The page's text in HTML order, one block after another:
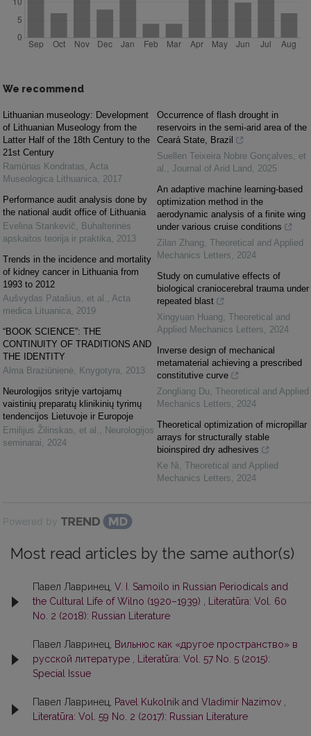
We recommend
Lithuanian museology: Development
of Lithuanian Museology from the
Latter Half of the 18th Century to the
21st Century
Ramūnas Kondratas, Acta
Museologica Lithuanica, 2017
Performance audit analysis done by
the national audit office of Lithuania
Evelina Stankevič, Buhalterinės
apskaitos teorija ir praktika, 2013
Trends in the incidence and mortality
of kidney cancer in Lithuania from
1993 to 2012
Aušvydas Patašius, et al. , Acta
medica Lituanica, 2019
“BOOK SCIENCE”: THE
CONTINUITY OF TRADITIONS AND
THE IDENTITY
Alma Braziūnienė, Knygotyra, 2013
Neurologijos srityje vartojamų
vaistinių preparatų klinikinių tyrimų
tendencijos Lietuvoje ir Europoje
Emilijus Žilinskas, et al. , Neurologijos
seminarai, 2024
Occurrence of flash drought in
reservoirs in the semi-arid area of the
Ceará State, Brazil
Suellen Teixeira Nobre Gonçalves, et
al. , Journal of Arid Land , 2025
An adaptive machine learning-based
optimization method in the
aerodynamic analysis of a finite wing
under various cruise conditions
Zilan Zhang, Theoretical and Applied
Mechanics Letters, 2024
Study on cumulative effects of
biological craniocerebral trauma under
repeated blast
Xingyuan Huang, Theoretical and
Applied Mechanics Letters, 2024
Inverse design of mechanical
metamaterial achieving a prescribed
constitutive curve
Zongliang Du, Theoretical and Applied
Mechanics Letters, 2024
Theoretical optimization of micropillar
arrays for structurally stable
bioinspired dry adhesives
Ke Ni, Theoretical and Applied
Mechanics Letters, 2024
Powered by
Most read articles by the same author(s)
Павел Лавринец, V. I. Samoilo in Russian Periodicals and
the Cultural Life of Wilno (1920–1939)
Literatūra: Vol. 60
No. 2 (2018): Russian Literature
Павел Лавринец,
Вильнюс как «другое пространство» в
русской литературе
Literatūra: Vol. 57 No. 5 (2015):
Special Issue
Павел Лавринец, Pavel Kukolnik and Vladimir Nazimov
Literatūra: Vol. 59 No. 2 (2017): Russian Literature